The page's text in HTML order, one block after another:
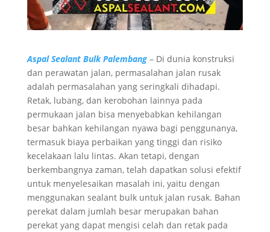
Aspal Sealant Bulk Palembang– Di dunia konstruksi
dan perawatan jalan, permasalahan jalan rusak
adalah permasalahan yang seringkali dihadapi.
Retak, lubang, dan kerobohan lainnya pada
permukaan jalan bisa menyebabkan kehilangan
besar bahkan kehilangan nyawa bagi penggunanya,
termasuk biaya perbaikan yang tinggi dan risiko
kecelakaan lalu lintas. Akan tetapi, dengan
berkembangnya zaman, telah dapatkan solusi efektif
untuk menyelesaikan masalah ini, yaitu dengan
menggunakan sealant bulk untuk jalan rusak. Bahan
perekat dalam jumlah besar merupakan bahan
perekat yang dapat mengisi celah dan retak pada